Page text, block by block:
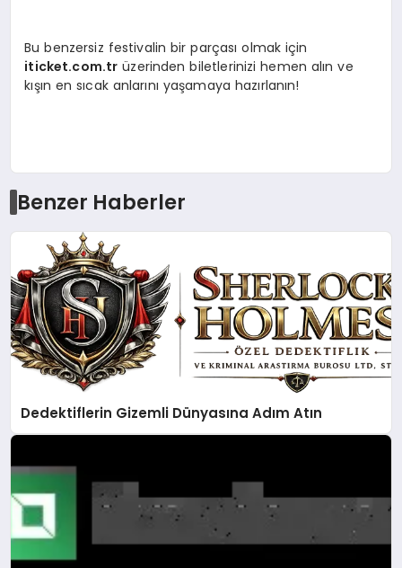
Bu benzersiz festivalin bir parçası olmak için
iticket.com.tr üzerinden biletlerinizi hemen alın ve
kışın en sıcak anlarını yaşamaya hazırlanın!
Benzer Haberler
Dedektiflerin Gizemli Dünyasına Adım Atın